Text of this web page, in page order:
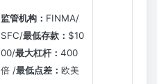
监管机构： FINMA/
SFC/最低存款： $10
00/最大杠杆： 400
倍 /最低点差： 欧美